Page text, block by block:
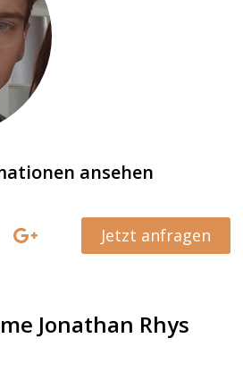
ansehen
Jetzt anfragen
Jonathan Rhys